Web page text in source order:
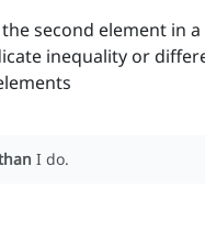
second element in a
inequality or
I do.